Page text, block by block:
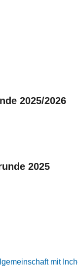
2025/2026
2025
mit